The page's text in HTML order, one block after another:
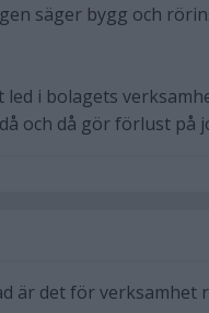
säger bygg och
i bolagets
och då gör förlust på
är det för verksamhet